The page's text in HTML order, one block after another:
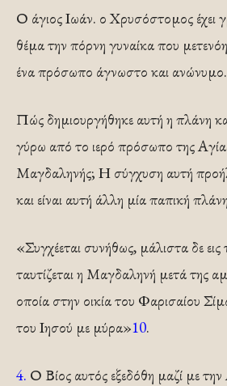
Ο άγιος Ιωάν. ο Χρυσόστομος έχει
θέμα την πόρνη γυναίκα που
ένα πρόσωπο άγνωστο και ανώνυμο.
Πώς δημιουργήθηκε αυτή η πλάνη
γύρω από το ιερό πρόσωπο της
Μαγδαληνής; Η σύγχυση αυτή
και είναι αυτή άλλη μία παπική
«Συγχέεται συνήθως, μάλιστα δε
ταυτίζεται η Μαγδαληνή μετά της
οποία στην οικία του Φαρισαίου
του Ιησού με μύρα»10.
4. Ο Βίος αυτός εξεδόθη μαζί με